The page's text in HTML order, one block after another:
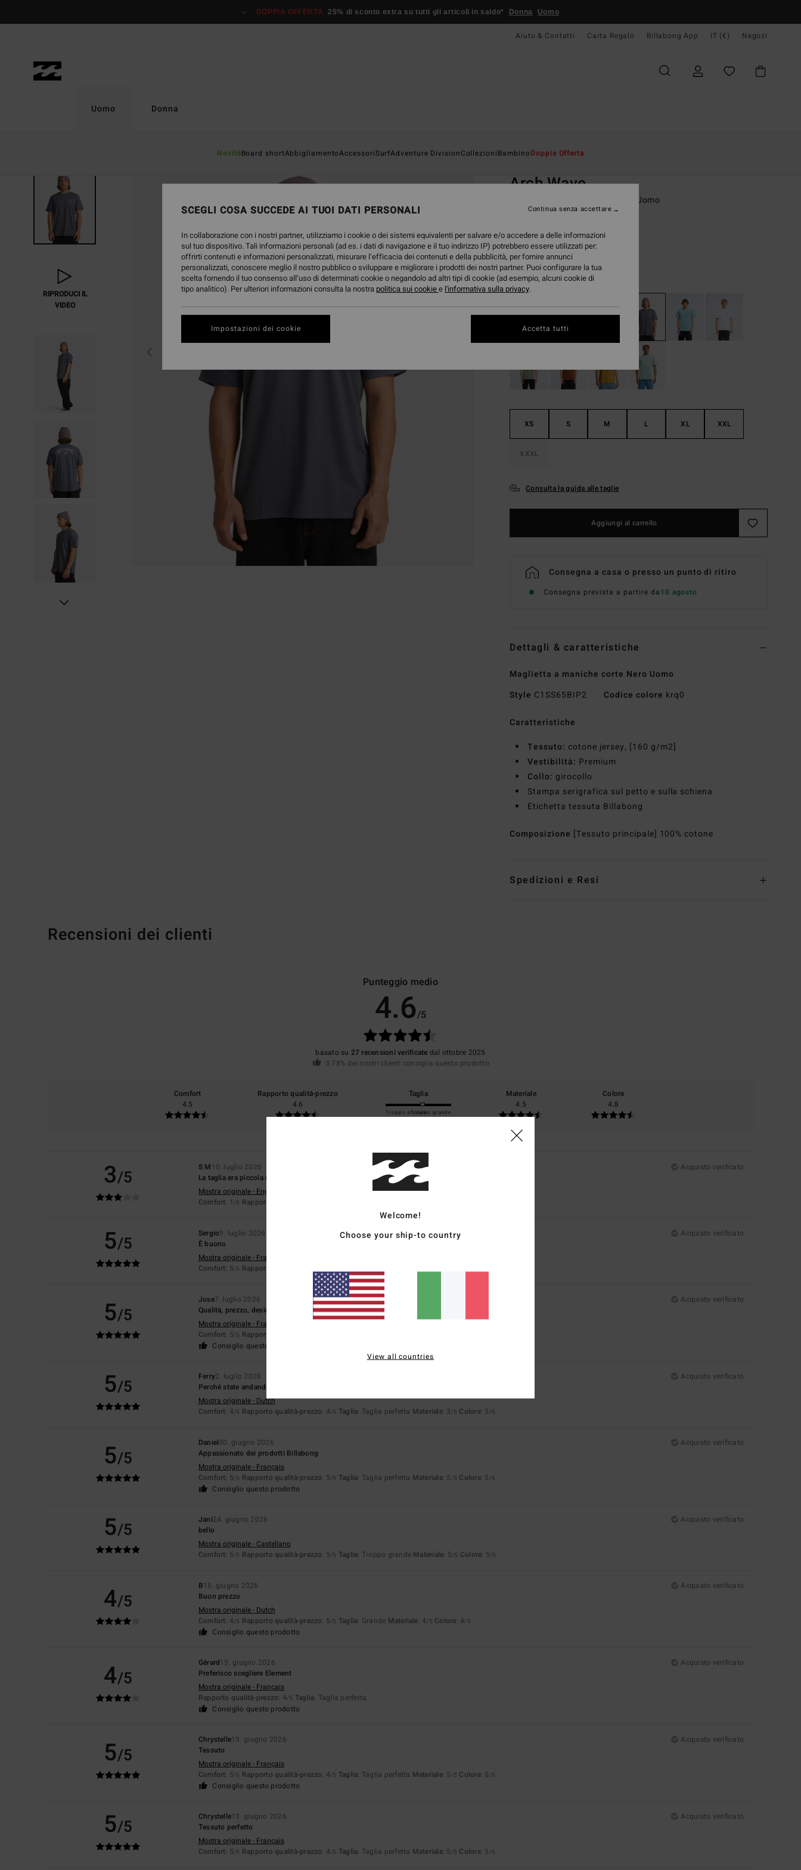
prodotto
DOPPIA OFFERTA 25% di sconto extra su tutti gli articoli in saldo* Donna Uomo
Aiuto & Contatti Carta Regalo Billabong App IT (€) Negozi
Uomo
NovitàBoard shortAbbigliamentoAccessoriSurfAdventure DivisionCollezioniBambinoDoppia Offerta
Donna
RIPRODUCI IL
VIDEO
Arch Wave
Maglietta a maniche corte Nero Uomo
25,95 €
ColoriOmbre Blue
XS S M L XL XXL
XXXL
Consulta la guida alle taglie
Aggiungi al carrello
Consegna a casa o presso un punto di ritiro
Consegna prevista a partire da10 agosto
Dettagli & caratteristiche
Maglietta a maniche corte Nero Uomo
Style C1SS65BIP2 Codice colore krq0
Caratteristiche
Tessuto: cotone jersey, [160 g/m2]
Vestibilità: Premium
Collo: girocollo
Stampa serigrafica sul petto e sulla schiena
Etichetta tessuta Billabong
Composizione [Tessuto principale] 100% cotone
Spedizioni e Resi
Recensioni dei clienti
Punteggio medio
4.6/5
basato su 27 recensioni verificate dal ottobre 2025
Il 78% dei nostri clienti consiglia questo prodotto
Comfort
4.5
Rapporto qualità-prezzo
4.6
Taglia
Troppo piccoloTroppo grande
Materiale
4.5
Colore
4.8
3/5 S M 10. luglio 2026
Acquisto verificato
La taglia era piccola rispetto alle altre magliette spedite contemporaneamente
Mostra originale - English
Comfort: 1 /5 Rapporto qualità-prezzo
5/5 Sergio9. luglio 2026
Acquisto verificato
È buono
Mostra originale - Français
Comfort: 5/5 Rapporto qualità-prezzo
5/5
Jose7. luglio 2026
Acquisto verificato
Qualità, prezzo, design
Mostra originale - Français
Comfort: 5/5 Rapporto qualità-prezzo
Consiglio questo prodotto
5/5 Ferry2. luglio 2026
Acquisto verificato
Perché state andando alla grande.
Mostra originale - Dutch
Comfort: 4/5 Rapporto qualità-prezzo: 4/5 Taglia: Taglia perfetta Materiale: 3 /5 Colore: 5 /5
5/5
Daniel30. giugno 2026
Acquisto verificato
Appassionato dei prodotti Billabong
Mostra originale - Français
Comfort: 5/5 Rapporto qualità-prezzo: 5/5 Taglia: Taglia perfetta Materiale: 5 /5 Colore: 5 /5
Consiglio questo prodotto
5/5 Jani24. giugno 2026
Acquisto verificato
bello
Mostra originale - Castellano
Comfort: 5/5 Rapporto qualità-prezzo: 5/5 Taglia: Troppo grande Materiale: 5/5 Colore: 5/5
4/5
B15. giugno 2026
Acquisto verificato
Buon prezzo
Mostra originale - Dutch
Comfort: 4/5 Rapporto qualità-prezzo: 5/5 Taglia: Grande Materiale: 4/5 Colore: 4/5
Consiglio questo prodotto
4/5
Gérard15. giugno 2026
Acquisto verificato
Preferisco scegliere Element
Mostra originale - Français
Rapporto qualità-prezzo: 4/5 Taglia: Taglia perfetta
Consiglio questo prodotto
5/5
Chrystelle13. giugno 2026
Acquisto verificato
Tessuto
Mostra originale - Français
Comfort: 5/5 Rapporto qualità-prezzo: 4/5 Taglia: Taglia perfetta Materiale: 5 /5 Colore: 5 /5
Consiglio questo prodotto
5/5 Chrystelle13. giugno 2026
Acquisto verificato
Tessuto perfetto
Mostra originale - Français
Comfort: 5/5 Rapporto qualità-prezzo: 4/5 Taglia: Taglia perfetta Materiale: 5 /5 Colore: 5 /5
Welcome!
Choose your ship-to country
View all countries
SCEGLI COSA SUCCEDE AI TUOI DATI PERSONALI
In collaborazione con i nostri partner, utilizziamo i cookie o dei sistemi equivalenti per salvare e/o accedere a delle informazioni
sul tuo dispositivo. Tali informazioni personali (ad es. i dati di navigazione e il tuo indirizzo IP) potrebbero essere utilizzati per:
offrirti contenuti e informazioni personalizzati, misurare l’efficacia dei contenuti e della pubblicità, per fornire annunci
personalizzati, conoscere meglio il nostro pubblico o sviluppare e migliorare i prodotti dei nostri partner. Puoi configurare la tua
scelta fornendo il tuo consenso all’uso di determinati cookie o negandolo ad altri tipi di cookie (ad esempio, alcuni cookie di
tipo analitico). Per ulteriori informazioni consulta la nostra politica sui cookiee l'informativa sulla privacy.
Impostazioni dei cookie
Continua senza accettare
Accetta tutti